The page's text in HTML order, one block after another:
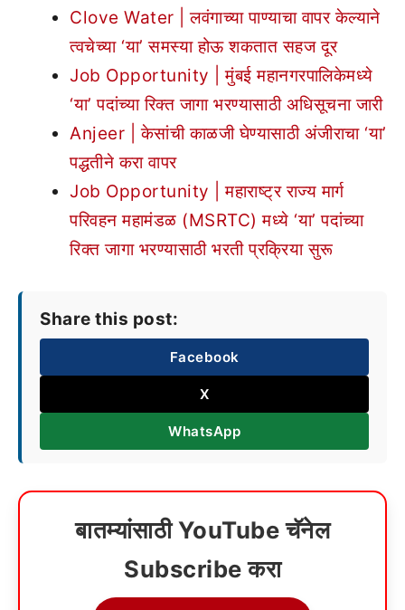
Clove Water | लवंगाच्या पाण्याचा वापर केल्याने
त्वचेच्या ‘या’ समस्या होऊ शकतात सहज दूर
Job Opportunity | मुंबई महानगरपालिकेमध्ये
‘या’ पदांच्या रिक्त जागा भरण्यासाठी अधिसूचना जारी
Anjeer | केसांची काळजी घेण्यासाठी अंजीराचा ‘या’
पद्धतीने करा वापर
Job Opportunity | महाराष्ट्र राज्य मार्ग
परिवहन महामंडळ (MSRTC) मध्ये ‘या’ पदांच्या
रिक्त जागा भरण्यासाठी भरती प्रक्रिया सुरू
Share this post:
Facebook
X
WhatsApp
बातम्यांसाठी YouTube चॅनेल
Subscribe करा